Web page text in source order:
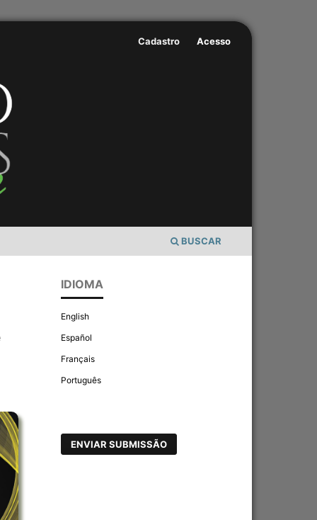
BUSCAR
Cadastro Acesso
IDIOMA
English
Español
Français
Português
ENVIAR SUBMISSÃO